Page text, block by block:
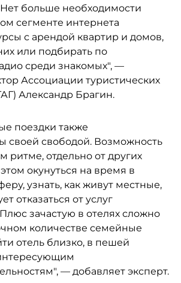
больше необходимости
сегменте интернета
с арендой квартир и домов,
или подбирать по
среди знакомых", —
Ассоциации туристических
Александр Брагин.
поездки также
своей свободой. Возможность
ритме, отдельно от других
окунуться на время в
узнать, как живут местные,
отказаться от услуг
зачастую в отелях сложно
количестве семейные
отель близко, в пешей
— добавляет эксперт.